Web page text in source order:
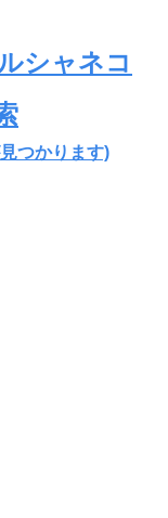
シャネコ
つかります)